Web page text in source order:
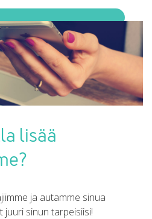
lisää
ja autamme sinua
juuri sinun tarpeisiisi!